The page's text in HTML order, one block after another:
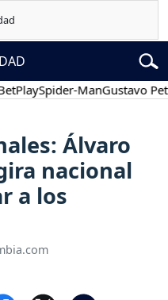
Spider-ManGustavo Petro
Álvaro
nacional
a los